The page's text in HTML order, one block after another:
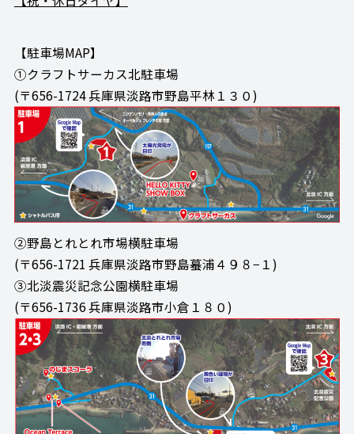
【駐車場MAP】
➀クラフトサーカス北駐車場
(〒656-1724 兵庫県淡路市野島平林１３０)
②野島とれとれ市場横駐車場
(〒656-1721 兵庫県淡路市野島蟇浦４９８−１)
③北淡震災記念公園横駐車場
(〒656-1736 兵庫県淡路市小倉１８０)